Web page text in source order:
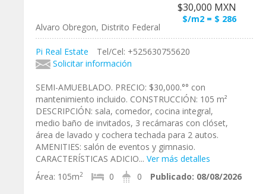
$30,000 MXN
$/m2 = $ 286
Alvaro Obregon, Distrito Federal
Pi Real Estate
Tel/Cel: +525630755620
Solicitar información
SEMI-AMUEBLADO. PRECIO: $30,000.°° con
mantenimiento incluido. CONSTRUCCIÓN: 105 m²
DESCRIPCIÓN: sala, comedor, cocina integral,
medio baño de invitados, 3 recámaras con clóset,
área de lavado y cochera techada para 2 autos.
AMENITIES: salón de eventos y gimnasio.
CARACTERÍSTICAS ADICIO... Ver más detalles
Área: 105m2 0 0 Publicado: 08/08/2026